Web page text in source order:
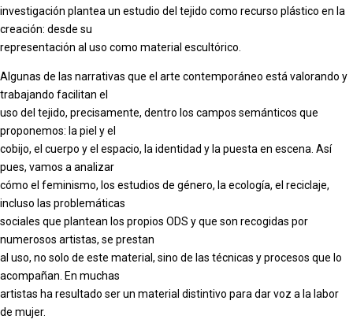
investigación plantea un estudio del tejido como recurso plástico en la
creación: desde su
representación al uso como material escultórico.
Algunas de las narrativas que el arte contemporáneo está valorando y
trabajando facilitan el
uso del tejido, precisamente, dentro los campos semánticos que
proponemos: la piel y el
cobijo, el cuerpo y el espacio, la identidad y la puesta en escena. Así
pues, vamos a analizar
cómo el feminismo, los estudios de género, la ecología, el reciclaje,
incluso las problemáticas
sociales que plantean los propios ODS y que son recogidas por
numerosos artistas, se prestan
al uso, no solo de este material, sino de las técnicas y procesos que lo
acompañan. En muchas
artistas ha resultado ser un material distintivo para dar voz a la labor
de mujer.